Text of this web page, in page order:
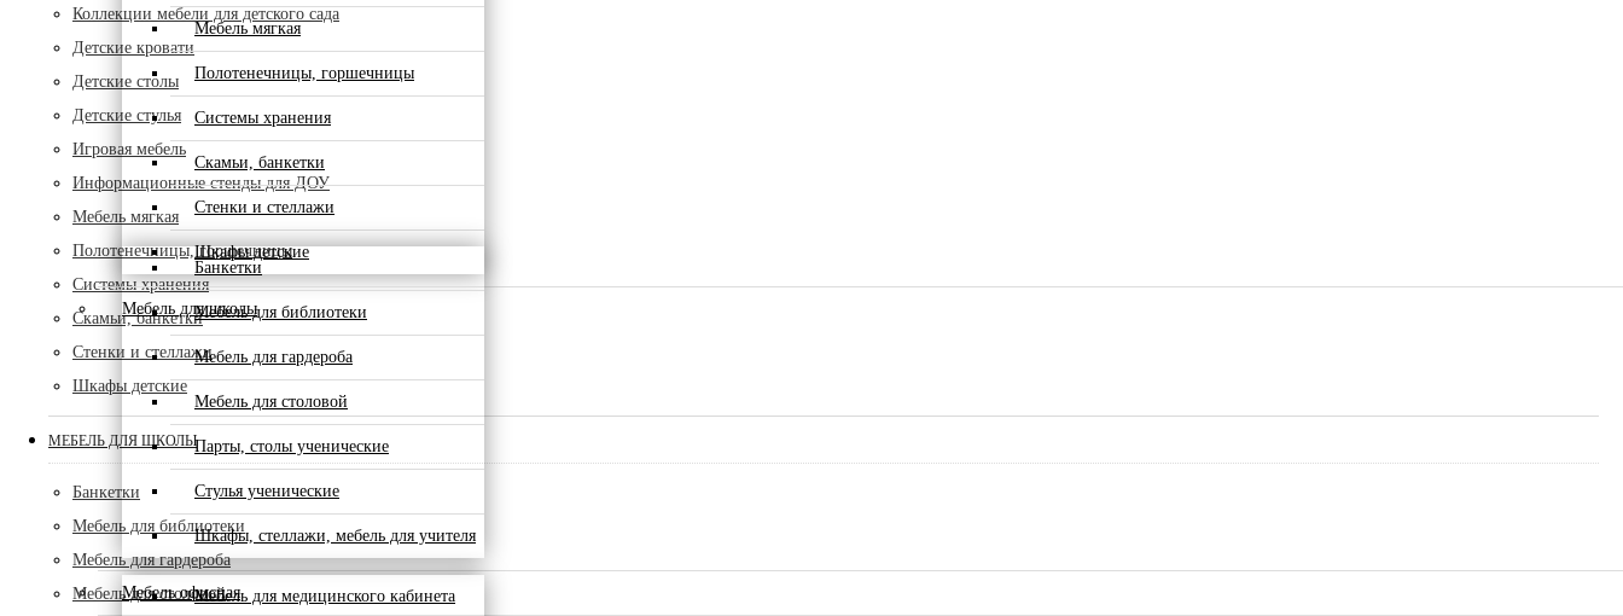
Мебель мягкая
Полотенечницы, горшечницы
Системы хранения
Скамьи, банкетки
Стенки и стеллажи
Шкафы детские
Мебель для школы
Банкетки
Мебель для библиотеки
Мебель для гардероба
Мебель для столовой
Парты, столы ученические
Стулья ученические
Шкафы, стеллажи, мебель для учителя
Мебель офиснаяМебель для медицинского кабинета
Коллекции мебели для детского сада
Детские кровати
Детские столы
Детские стулья
Игровая мебель
Информационные стенды для ДОУ
Мебель мягкая
Полотенечницы, горшечницы
Системы хранения
Скамьи, банкетки
Стенки и стеллажи
Шкафы детские
МЕБЕЛЬ ДЛЯ ШКОЛЫ
Банкетки
Мебель для библиотеки
Мебель для гардероба
Мебель для столовой